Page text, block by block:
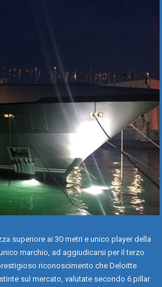
superiore ai 30 metri e unico player della
marchio, ad aggiudicarsi per il terzo
riconoscimento che Deloitte
sul mercato, valutate secondo 6 pillar